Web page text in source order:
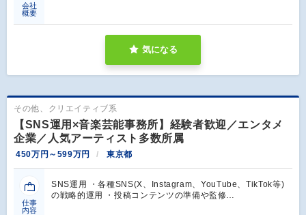
会社
概要
気になる
その他、クリエイティブ系
【SNS運用×音楽芸能事務所】経験者歓迎／エンタメ
企業／人気アーティスト多数所属
450万円～599万円 東京都
仕事
内容
SNS運用 ・各種SNS(X、Instagram、YouTube、TikTok等)
の戦略的運用 ・投稿コンテンツの準備や監修…